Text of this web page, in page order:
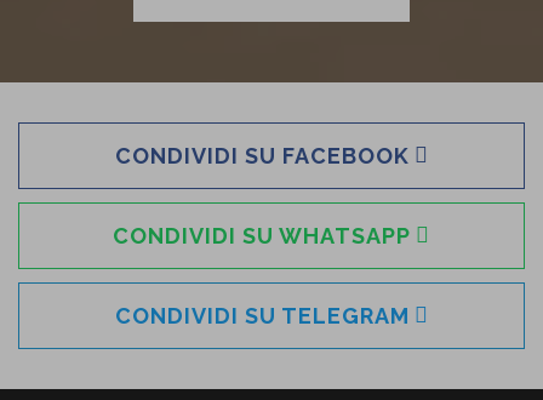
CONDIVIDI SU FACEBOOK
CONDIVIDI SU WHATSAPP
CONDIVIDI SU TELEGRAM